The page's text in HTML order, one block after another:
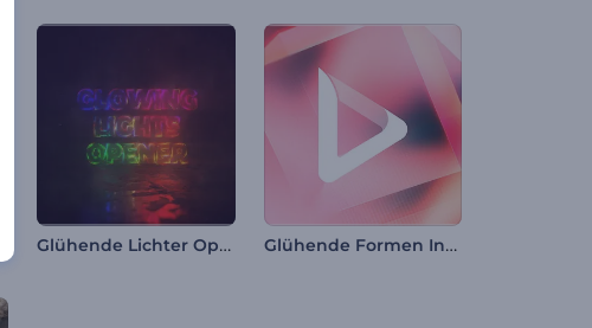
Glühende Lichter Opener Glühende Formen Intro